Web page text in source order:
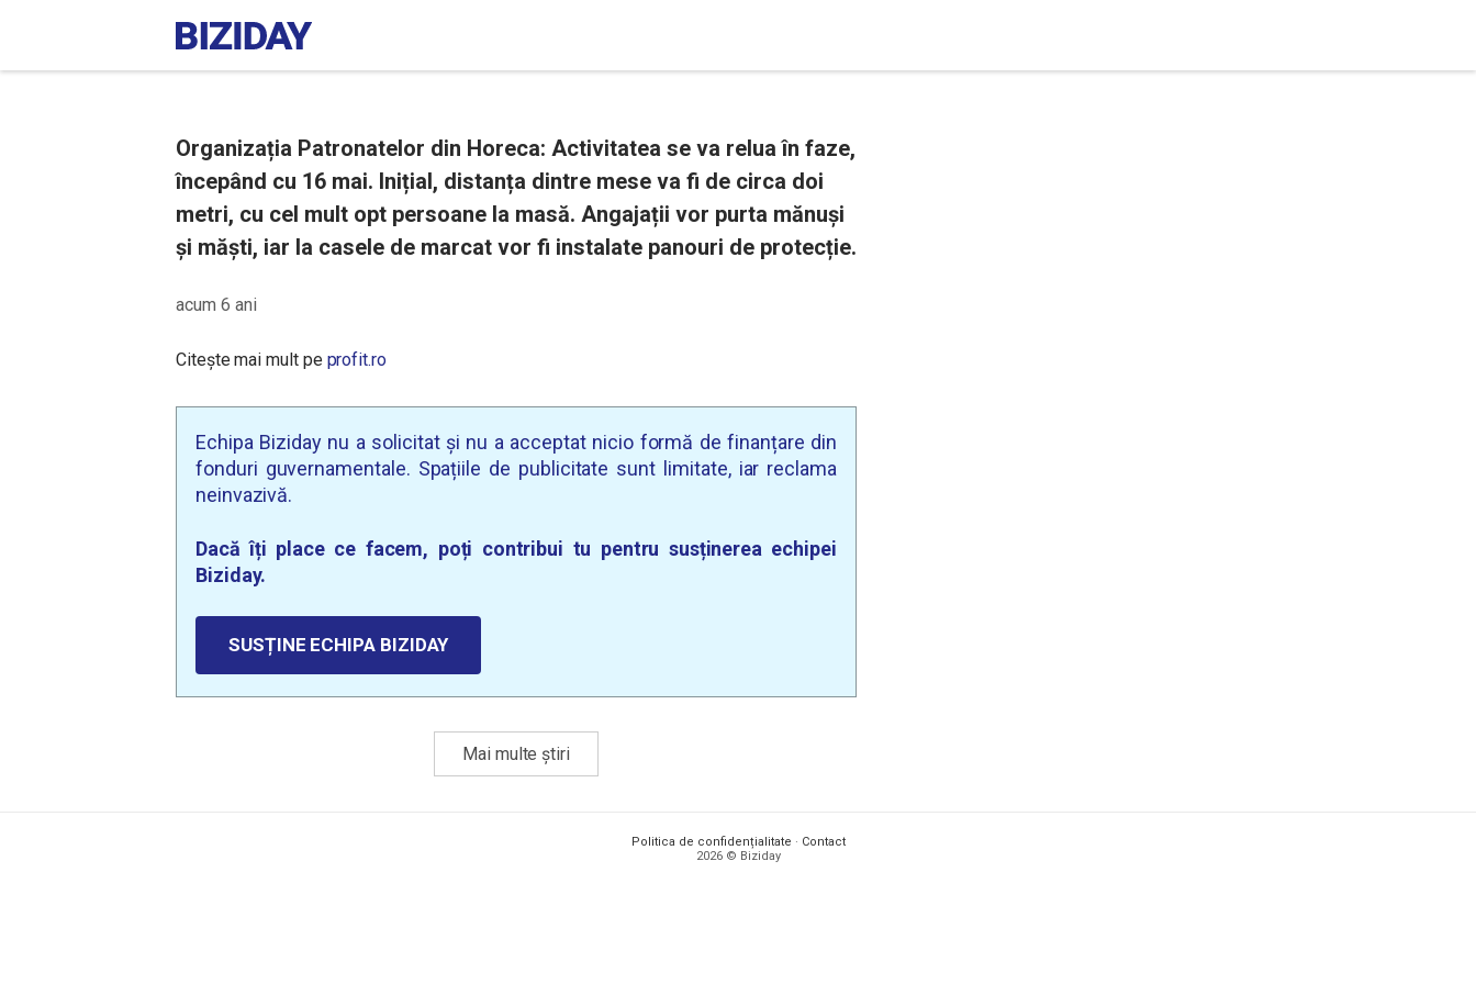
Organizația Patronatelor din Horeca: Activitatea se va relua în faze,
începând cu 16 mai. Inițial, distanța dintre mese va fi de circa doi
metri, cu cel mult opt persoane la masă. Angajații vor purta mănuși
și măști, iar la casele de marcat vor fi instalate panouri de protecție.
acum 6 ani
Citește mai mult pe profit.ro
Echipa Biziday nu a solicitat și nu a acceptat nicio formă de finanțare din
fonduri guvernamentale. Spațiile de publicitate sunt limitate, iar reclama
neinvazivă.
Dacă îți place ce facem, poți contribui tu pentru susținerea echipei
Biziday.
SUSȚINE ECHIPA BIZIDAY
Mai multe știri
Politica de confidențialitate · Contact
2026 © Biziday